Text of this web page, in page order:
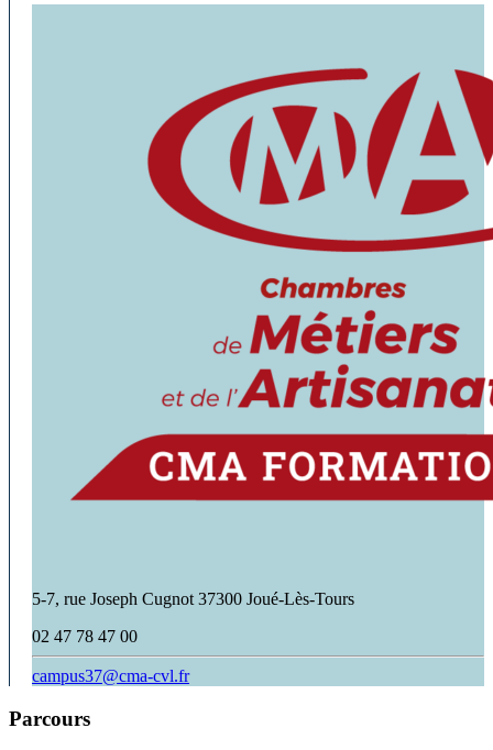
5-7, rue Joseph Cugnot 37300 Joué-Lès-Tours
02 47 78 47 00
campus37@cma-cvl.fr
Parcours